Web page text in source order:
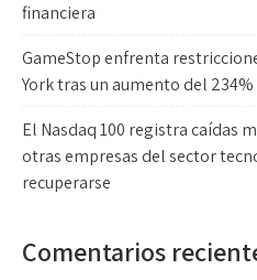
financiera
GameStop enfrenta
York tras un aumento del
El Nasdaq 100 registra caídas
otras empresas del sector
recuperarse
Comentarios